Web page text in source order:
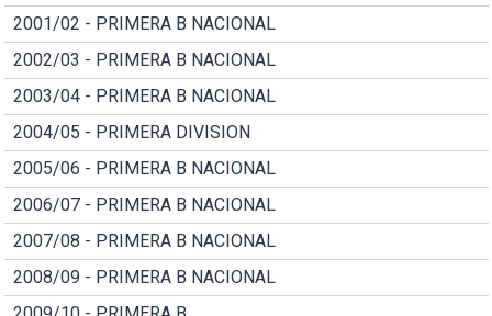
2001/02 - PRIMERA B NACIONAL
2002/03 - PRIMERA B NACIONAL
2003/04 - PRIMERA B NACIONAL
2004/05 - PRIMERA DIVISION
2005/06 - PRIMERA B NACIONAL
2006/07 - PRIMERA B NACIONAL
2007/08 - PRIMERA B NACIONAL
2008/09 - PRIMERA B NACIONAL